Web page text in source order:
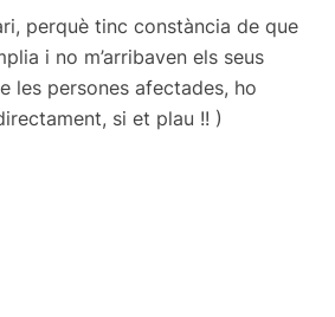
perquè tinc constància de que
i no m’arribaven els seus
les persones afectades, ho
si et plau !! )